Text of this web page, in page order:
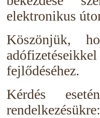
elektronikus
Köszönjük,
fejlődéséhez.
Kérdés